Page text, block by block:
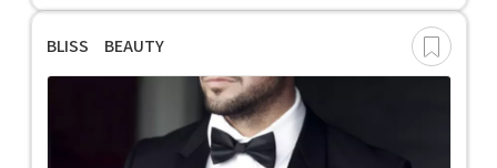
BLISS BEAUTY